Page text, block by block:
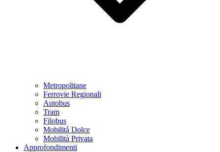
Metropolitane
Ferrovie Regionali
Autobus
Tram
Filobus
Mobilità Dolce
Mobilità Privata
Approfondimenti